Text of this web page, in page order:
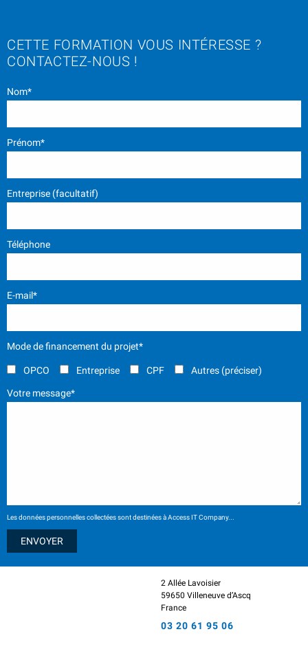
CETTE FORMATION VOUS INTÉRESSE ?
CONTACTEZ-NOUS !
Nom*
Prénom*
Entreprise (facultatif)
Téléphone
E-mail*
Mode de financement du projet*
OPCO Entreprise CPF Autres (préciser)
Votre message*
Les données personnelles collectées sont destinées à Access IT Company...
2 Allée Lavoisier
59650 Villeneuve d’Ascq
France
03 20 61 95 06